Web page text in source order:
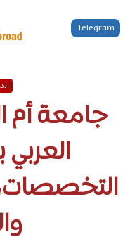
المحتوى
Telegram
جامعة أم
التخصصات،